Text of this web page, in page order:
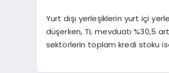
Yurt dışı yerleşiklerin yurt içi
düşerken, TL mevduatı %30,5
sektörlerin toplam kredi stoku